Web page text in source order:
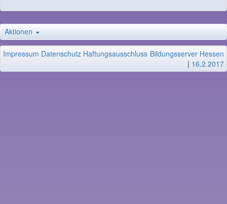
Aktionen
Impressum Datenschutz Haftungsausschluss Bildungsserver Hessen
| 16.2.2017